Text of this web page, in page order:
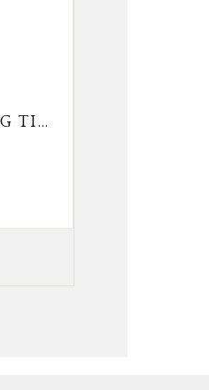
EQ SOPHIA WINTER FG TIGHTS